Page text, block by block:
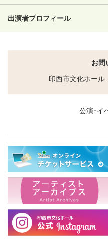
出演者プロフィール
お問
印西市文化ホー
公演･イ